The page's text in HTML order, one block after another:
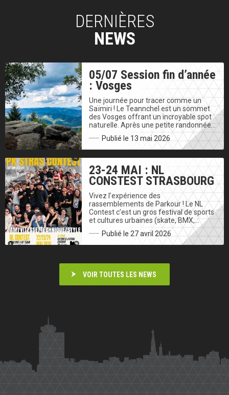
DERNIÈRES
NEWS
05/07 Session fin d’année
: Vosges
Une journée pour tracer comme un
Saïmiri ! Le Teannchel est un sommet
des Vosges offrant un incroyable spot
naturelle. Après une petite randonnée…
Publié le 13 mai 2026
23-24 MAI : NL
CONSTEST STRASBOURG
Vivez l’expérience des
rassemblements de Parkour ! Le NL
Contest c’est un gros festival de sports
et cultures urbaines (skate, BMX,…
Publié le 27 avril 2026
VOIR TOUTES LES NEWS